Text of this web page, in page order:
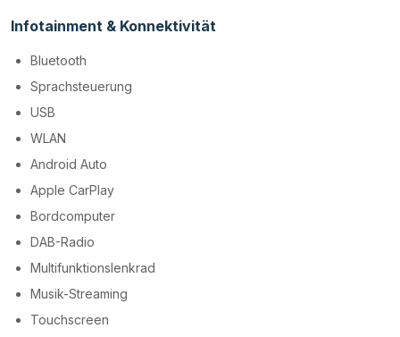
Infotainment & Konnektivität
Bluetooth
Sprachsteuerung
USB
WLAN
Android Auto
Apple CarPlay
Bordcomputer
DAB-Radio
Multifunktionslenkrad
Musik-Streaming
Touchscreen